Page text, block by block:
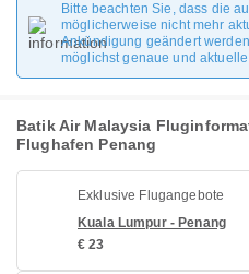
Bitte beachten Sie, dass die
möglicherweise nicht mehr
Ankündigung geändert
möglichst genaue und
Batik Air Malaysia
Flughafen Penang
Exklusive Flugangebote
Kuala Lumpur - Penang
€ 23